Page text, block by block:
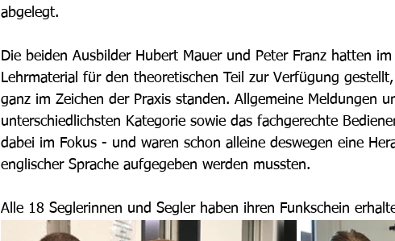
abgelegt.
Die beiden Ausbilder Hubert Mauer und Peter Franz hatten
Lehrmaterial für den theoretischen Teil zur Verfügung
ganz im Zeichen der Praxis standen. Allgemeine Meldungen
unterschiedlichsten Kategorie sowie das fachgerechte
dabei im Fokus - und waren schon alleine deswegen eine
englischer Sprache aufgegeben werden mussten.
Alle 18 Seglerinnen und Segler haben ihren Funkschein